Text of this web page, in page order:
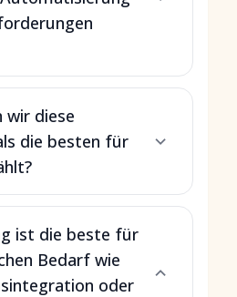
wir diese
die besten für
ist die beste für
Bedarf wie
oder